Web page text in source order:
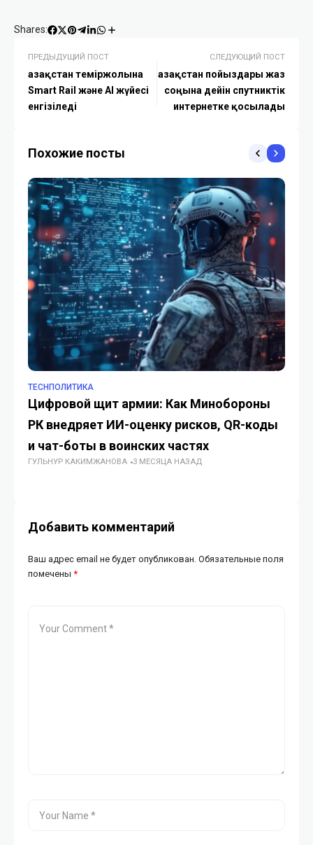
Shares:
ПРЕДЫДУЩИЙ ПОСТ
Қазақстан теміржолына
Smart Rail және AI жүйесі
енгізіледі
СЛЕДУЮЩИЙ ПОСТ
Қазақстан пойыздары жаз
соңына дейін спутниктік
интернетке қосылады
Похожие посты
TECHПОЛИТИКА
Цифровой щит армии: Как Минобороны
РК внедряет ИИ-оценку рисков, QR-коды
и чат-боты в воинских частях
ГУЛЬНУР КАКИМЖАНОВА 3 МЕСЯЦА НАЗАД
Добавить комментарий
Ваш адрес email не будет опубликован. Обязательные поля
помечены *